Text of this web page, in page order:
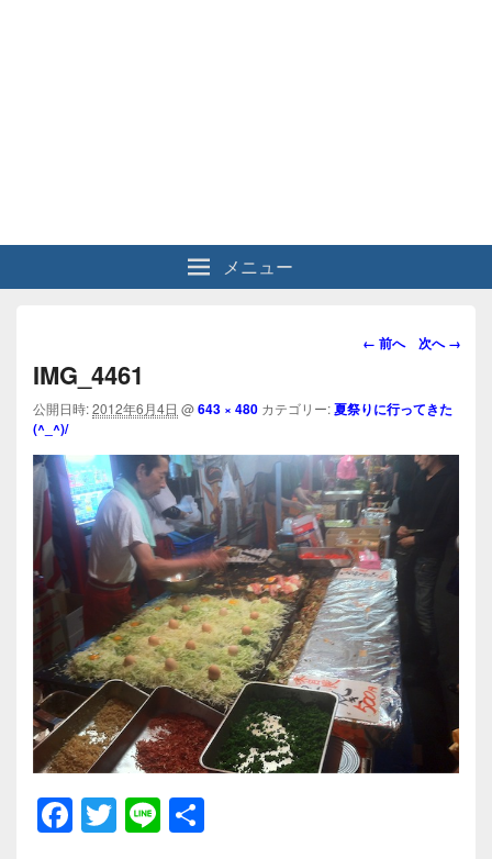
メニュー
画
ビ
ー
シ
ョ
ン
← 前へ 次へ →
IMG_4461
公開日時:2012年6月4日 @643 × 480 カテゴリー:夏祭りに行ってきた
(^_^)/
F T Li